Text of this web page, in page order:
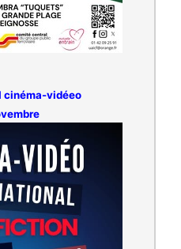
cinéma-vidéeo